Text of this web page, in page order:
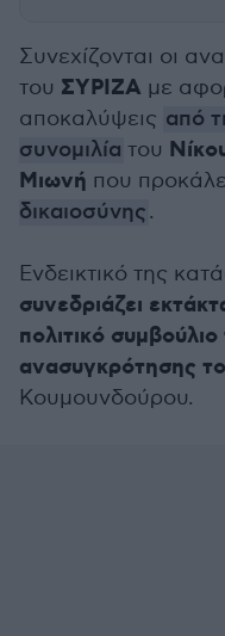
Συνεχίζονται οι
του ΣΥΡΙΖΑ με
αποκαλύψεις από
συνομιλία του
Μιωνή που
δικαιοσύνης.
Ενδεικτικό της
συνεδριάζει
πολιτικό
ανασυγκρότησης
Κουμουνδούρου.